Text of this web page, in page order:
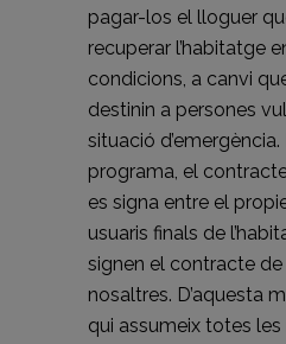
pagar-los el lloguer
recuperar l’habitatge
condicions, a canvi
destinin a persones
situació
programa, el
es signa entre el
usuaris finals de
signen el contracte
nosaltres. D’aquesta
qui assumeix totes